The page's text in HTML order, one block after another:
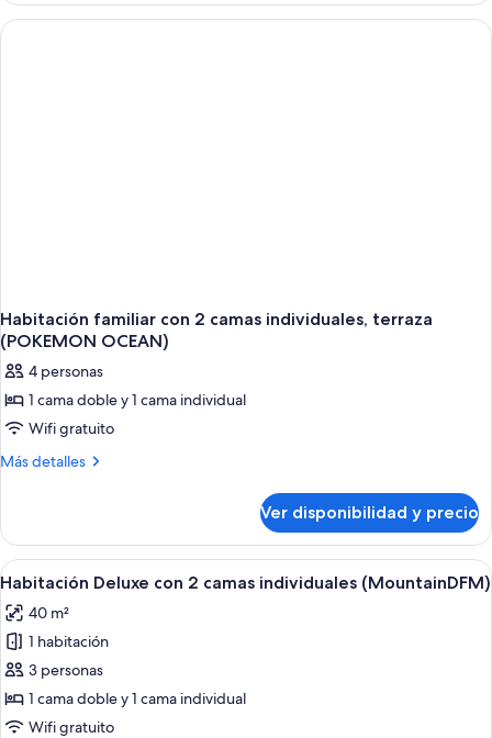
DOUBLE
OCEAN)
cama
Habitación familiar con 2 camas individuales, terraza
(POKEMON OCEAN)
4 personas
1 cama doble y 1 cama individual
Wifi gratuito
Más detalles
Más
familiar
con
2
individuales,
terraza
(POKEMON
OCEAN)
Ver disponibilidad y precio
Ver
todas
las
fotos
de
Habitación
Deluxe
Habitación de hotel con dos camas,
1
Habitación Deluxe con 2 camas individuales (MountainDFM)
40 m²
1 habitación
3 personas
1 cama doble y 1 cama individual
Wifi gratuito